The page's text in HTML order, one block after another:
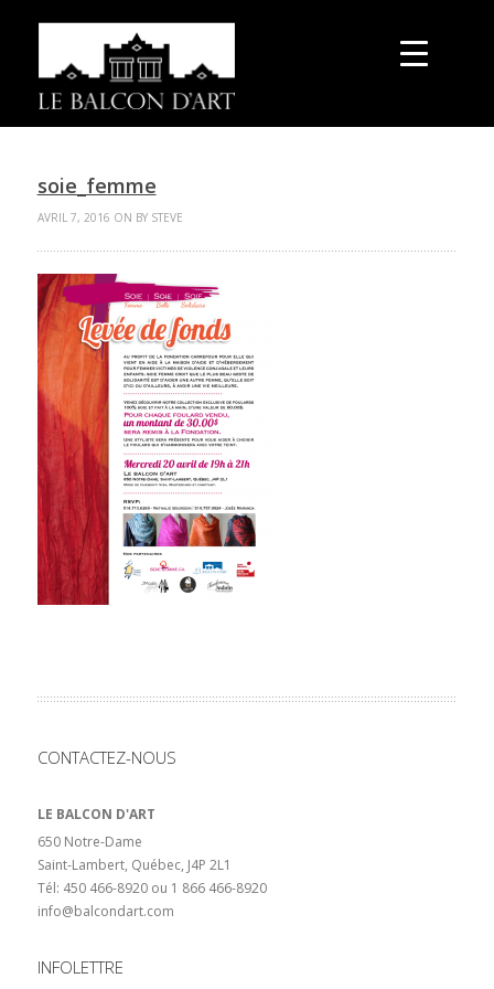
soie_femme
AVRIL 7, 2016 ON BY STEVE
CONTACTEZ-NOUS
LE BALCON D'ART
650 Notre-Dame
Saint-Lambert, Québec, J4P 2L1
Tél: 450 466-8920 ou 1 866 466-8920
info@balcondart.com
INFOLETTRE